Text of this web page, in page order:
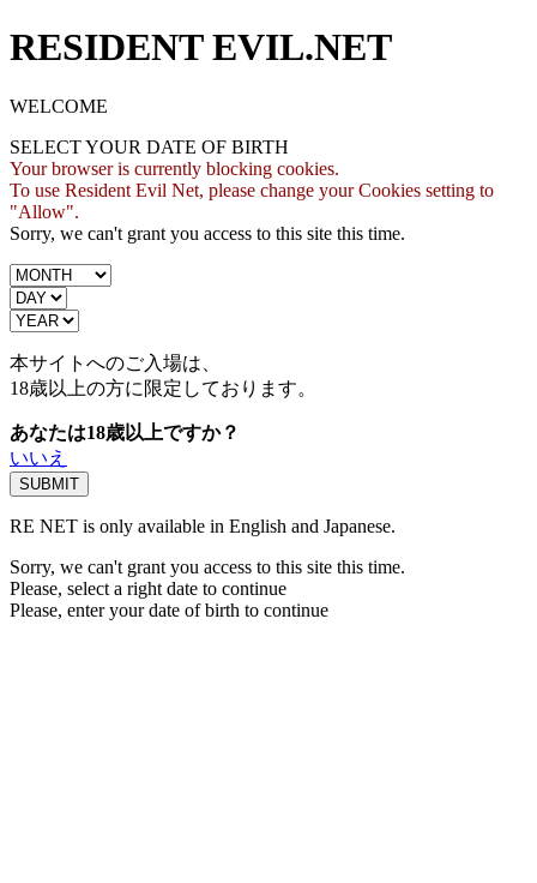
RESIDENT EVIL.NET
WELCOME
SELECT YOUR DATE OF BIRTH
Your browser is currently blocking cookies.
To use Resident Evil Net, please change your Cookies setting to
"Allow".
Sorry, we can't grant you access to this site this time.
本サイトへのご入場は、
18歳以上の方に限定しております。
あなたは18歳以上ですか？
いいえ
RE NET is only available in English and Japanese.
Sorry, we can't grant you access to this site this time.
Please, select a right date to continue
Please, enter your date of birth to continue